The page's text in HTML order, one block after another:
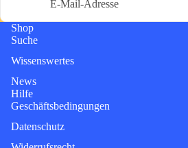
Shop
Suche
Wissenswertes
News
Hilfe
Geschäftsbedingungen
Datenschutz